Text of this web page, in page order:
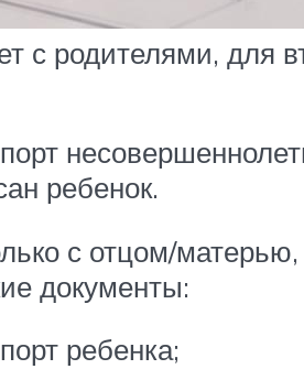
с родителями, для
ребенок.
с отцом/
документы:
ребенка;